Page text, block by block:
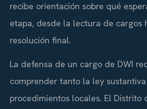
recibe orientación sobre qué
etapa, desde la lectura de cargos
resolución final.
La defensa de un cargo de DWI
comprender tanto la ley
procedimientos locales. El Distrito